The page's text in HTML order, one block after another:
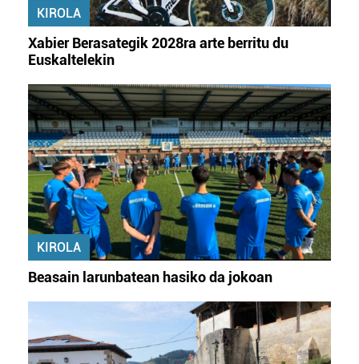
KIROLA
Xabier Berasategik 2028ra arte berritu du
Euskaltelekin
KIROLA
Beasain larunbatean hasiko da jokoan